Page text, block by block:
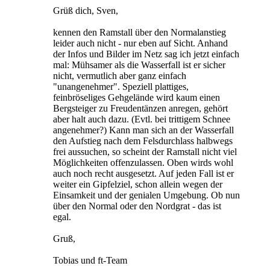
Grüß dich, Sven,
kennen den Ramstall über den Normalanstieg
leider auch nicht - nur eben auf Sicht. Anhand
der Infos und Bilder im Netz sag ich jetzt einfach
mal: Mühsamer als die Wasserfall ist er sicher
nicht, vermutlich aber ganz einfach
"unangenehmer". Speziell plattiges,
feinbröseliges Gehgelände wird kaum einen
Bergsteiger zu Freudentänzen anregen, gehört
aber halt auch dazu. (Evtl. bei trittigem Schnee
angenehmer?) Kann man sich an der Wasserfall
den Aufstieg nach dem Felsdurchlass halbwegs
frei aussuchen, so scheint der Ramstall nicht viel
Möglichkeiten offenzulassen. Oben wirds wohl
auch noch recht ausgesetzt. Auf jeden Fall ist er
weiter ein Gipfelziel, schon allein wegen der
Einsamkeit und der genialen Umgebung. Ob nun
über den Normal oder den Nordgrat - das ist
egal.
Gruß,
Tobias und ft-Team